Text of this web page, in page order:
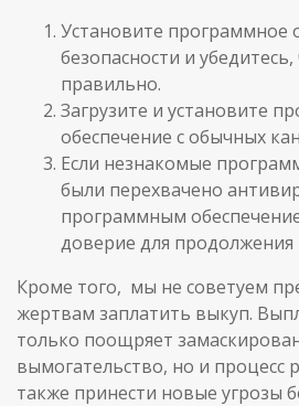
Установите программное
безопасности и
правильно.
Загрузите и установите
обеспечение с обычных
Если незнакомые
были перехвачено
программным
доверие для продолжения
Кроме того, мы не советуем
жертвам заплатить выкуп.
только поощряет
вымогательство, но и
также принести новые угрозы